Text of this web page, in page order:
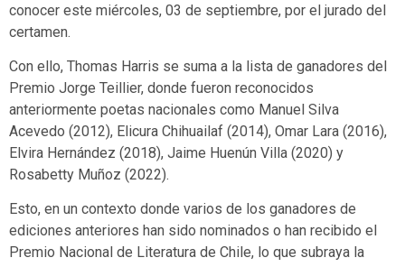
conocer este miércoles, 03 de septiembre, por el jurado del
certamen.
Con ello, Thomas Harris se suma a la lista de ganadores del
Premio Jorge Teillier, donde fueron reconocidos
anteriormente poetas nacionales como Manuel Silva
Acevedo (2012), Elicura Chihuailaf (2014), Omar Lara (2016),
Elvira Hernández (2018), Jaime Huenún Villa (2020) y
Rosabetty Muñoz (2022).
Esto, en un contexto donde varios de los ganadores de
ediciones anteriores han sido nominados o han recibido el
Premio Nacional de Literatura de Chile, lo que subraya la